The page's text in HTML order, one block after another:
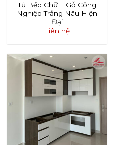
Tủ Bếp Chữ L Gỗ Công
Nghiệp Trắng Nâu Hiện
Đại
Liên hệ